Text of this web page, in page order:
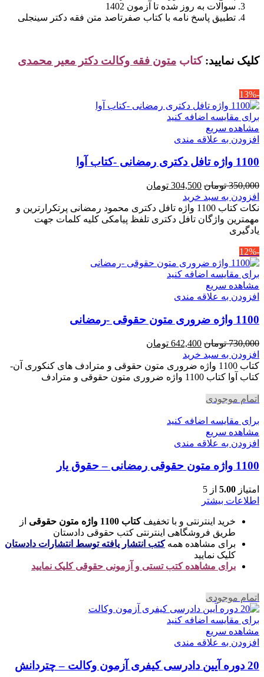
سوالات به روز شده تا آزمون 1402
تطبیق پاسخ نامه با کتاب صفرتاصد متن فقه دکتر سینجلی
کلیک نمایید: کتاب متون فقه وکالت دکتر معیر محمدی
-13%
برای مقایسه اضافه کنید
مشاهده سریع
افزودن به علاقه مندی
1100 واژه تافل دکتری رمضانی -کتاب آوا
350,000 تومان قیمت
اصلی
350,000 تومان
بود.
304,500 تومان
304,500 تومان
است.
افزودن به سبد خرید
نکات کتاب 1100 واژه تافل دکتری محمود رمضانی پرتکرارترین و
مهمترین واژگان تافل دکتری تلفظ پیامکی کلیه کلمات جهت
یادگیری
-12%
برای مقایسه اضافه کنید
مشاهده سریع
افزودن به علاقه مندی
1100 واژه ضروری متون حقوقی -رمضانی
730,000 تومان قیمت
اصلی
730,000 تومان
بود.
642,400 تومان
642,400 تومان
است.
افزودن به سبد خرید
کتاب 1100 واژه ضروری متون حقوقی و مترادف های کنکوری آن-
کتاب آوا کتاب 1100 واژه ضروری متون حقوقی و مترادف
اتمام موجودی
برای مقایسه اضافه کنید
مشاهده سریع
افزودن به علاقه مندی
1100 واژه متون حقوقی رمضانی – حقوق یار
امتیاز 5.00 از 5
اطلاعات بیشتر
خرید اینترنتی و با تخفیفکتاب 1100 واژه متون حقوقی
از
طریق فروشگاهی اینترنتی کتب حقوقی دادستان
برای مشاهده همهکتب انتشار یافته توسط انتشارات دادستان
کلیک نمایید
برای مشاهده کتب تستی و آزمونی حقوقی کلیک نمایید
اتمام موجودی
برای مقایسه اضافه کنید
مشاهده سریع
افزودن به علاقه مندی
20 دوره آیین دادرسی کیفری آزمون وکالت – چتردانش